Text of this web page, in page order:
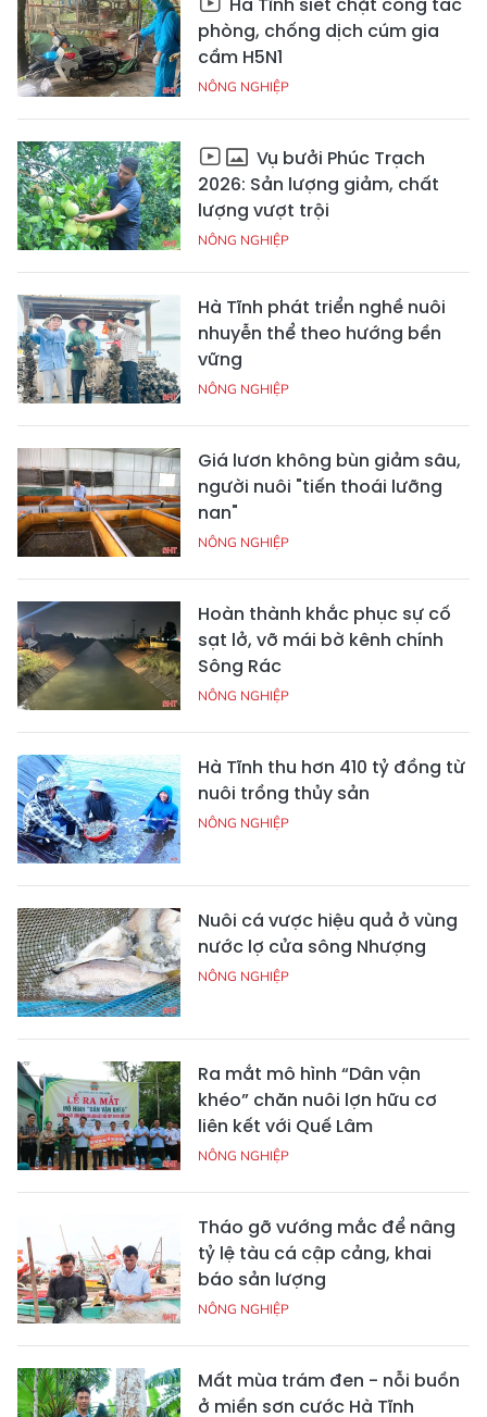
Hà Tĩnh siết chặt công tác
phòng, chống dịch cúm gia
cầm H5N1
NÔNG NGHIỆP
Vụ bưởi Phúc Trạch
2026: Sản lượng giảm, chất
lượng vượt trội
NÔNG NGHIỆP
Hà Tĩnh phát triển nghề nuôi
nhuyễn thể theo hướng bền
vững
NÔNG NGHIỆP
Giá lươn không bùn giảm sâu,
người nuôi "tiến thoái lưỡng
nan"
NÔNG NGHIỆP
Hoàn thành khắc phục sự cố
sạt lở, vỡ mái bờ kênh chính
Sông Rác
NÔNG NGHIỆP
Hà Tĩnh thu hơn 410 tỷ đồng từ
nuôi trồng thủy sản
NÔNG NGHIỆP
Nuôi cá vược hiệu quả ở vùng
nước lợ cửa sông Nhượng
NÔNG NGHIỆP
Ra mắt mô hình “Dân vận
khéo” chăn nuôi lợn hữu cơ
liên kết với Quế Lâm
NÔNG NGHIỆP
Tháo gỡ vướng mắc để nâng
tỷ lệ tàu cá cập cảng, khai
báo sản lượng
NÔNG NGHIỆP
Mất mùa trám đen - nỗi buồn
ở miền sơn cước Hà Tĩnh